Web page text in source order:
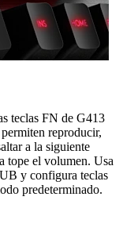
teclas FN de G413
reproducir,
a la siguiente
tope el volumen. Usa
y configura teclas
predeterminado.